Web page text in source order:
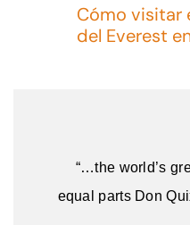
Malvinas:
consejos
y
opciones
hay
comentarios
en
Cómo
del
Tibet
Cómo visitar
del Everest
base
Everest
“…the world’s
equal parts Don